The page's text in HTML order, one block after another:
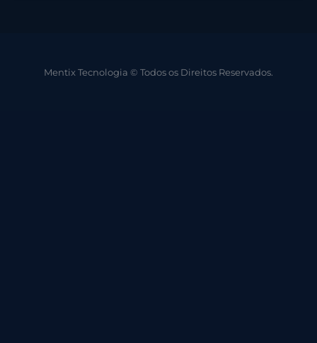
Mentix Tecnologia © Todos os Direitos Reservados.